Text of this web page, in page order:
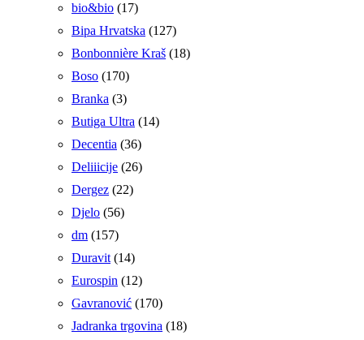
bio&bio (17)
Bipa Hrvatska (127)
Bonbonnière Kraš (18)
Boso (170)
Branka (3)
Butiga Ultra (14)
Decentia (36)
Deliiicije (26)
Dergez (22)
Djelo (56)
dm (157)
Duravit (14)
Eurospin (12)
Gavranović (170)
Jadranka trgovina (18)